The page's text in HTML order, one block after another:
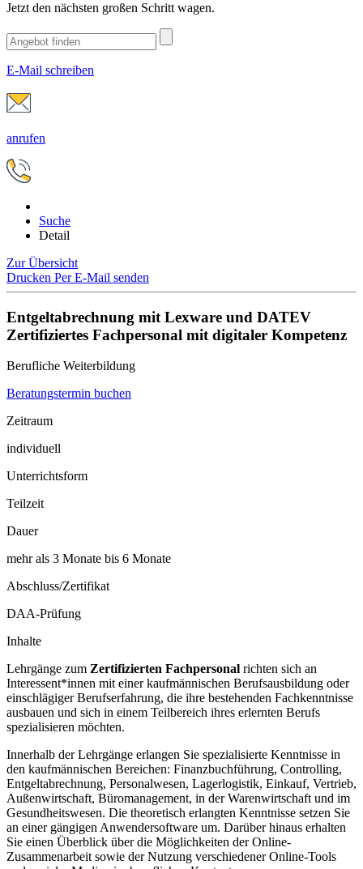
Jetzt den nächsten großen Schritt wagen.
E-Mail schreiben
anrufen
Suche
Detail
Zur Übersicht
Drucken Per E-Mail senden
Entgeltabrechnung mit Lexware und DATEV
Zertifiziertes Fachpersonal mit digitaler Kompetenz
Berufliche Weiterbildung
Beratungstermin buchen
Zeitraum
individuell
Unterrichtsform
Teilzeit
Dauer
mehr als 3 Monate bis 6 Monate
Abschluss/Zertifikat
DAA-Prüfung
Inhalte
Lehrgänge zum Zertifizierten Fachpersonal richten sich an
Interessent*innen mit einer kaufmännischen Berufsausbildung oder
einschlägiger Berufserfahrung, die ihre bestehenden Fachkenntnisse
ausbauen und sich in einem Teilbereich ihres erlernten Berufs
spezialisieren möchten.
Innerhalb der Lehrgänge erlangen Sie spezialisierte Kenntnisse in
den kaufmännischen Bereichen: Finanzbuchführung, Controlling,
Entgeltabrechnung, Personalwesen, Lagerlogistik, Einkauf, Vertrieb,
Außenwirtschaft, Büromanagement, in der Warenwirtschaft und im
Gesundheitswesen. Die theoretisch erlangten Kenntnisse setzen Sie
an einer gängigen Anwendersoftware um. Darüber hinaus erhalten
Sie einen Überblick über die Möglichkeiten der Online-
Zusammenarbeit sowie der Nutzung verschiedener Online-Tools